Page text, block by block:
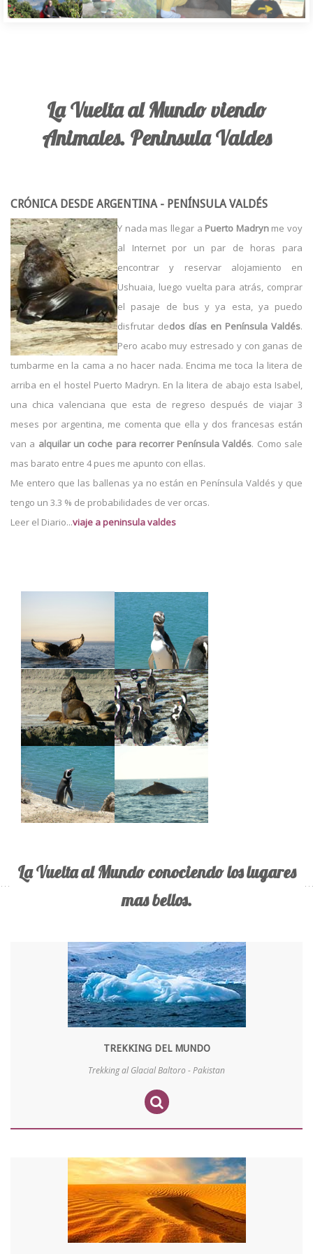
La Vuelta al Mundo viendo
Animales. Peninsula Valdes
CRÓNICA DESDE ARGENTINA - PENÍNSULA VALDÉS
Y nada mas llegar a Puerto Madrynme voy
al Internet por un par de horas para
encontrar y reservar alojamiento en
Ushuaia, luego vuelta para atrás, comprar
el pasaje de bus y ya esta, ya puedo
disfrutar dedos días en Península Valdés.
Pero acabo muy estresado y con ganas de
tumbarme en la cama a no hacer nada. Encima me toca la litera de
arriba en el hostel Puerto Madryn. En la litera de abajo esta Isabel,
una chica valenciana que esta de regreso después de viajar 3
meses por argentina, me comenta que ella y dos francesas están
van a alquilar un coche para recorrer Península Valdés. Como sale
mas barato entre 4 pues me apunto con ellas.
Me entero que las ballenas ya no están en Península Valdés y que
tengo un 3.3 % de probabilidades de ver orcas.
Leer el Diario...viaje a peninsula valdes
La Vuelta al Mundo conociendo los lugares
mas bellos.
TREKKING DEL MUNDO
Trekking al Glacial Baltoro - Pakistan